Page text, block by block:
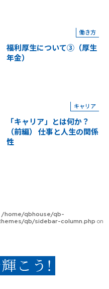
働き方
福利厚生について③（厚生
年金）
キャリア
「キャリア」とは何か？
（前編） 仕事と人生の関係
性
/home/qbhouse/qb-
qb/sidebar-column.php on